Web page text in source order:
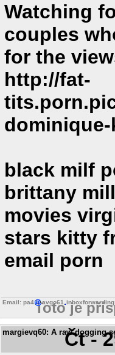
Watching
couples
for the
http://fat-
black milf
brittany
movies
stars kitty
email porn
Email: pa4 avgo61 inboxforwarding
Toto je
margievq60: A raw dogging
Čt -